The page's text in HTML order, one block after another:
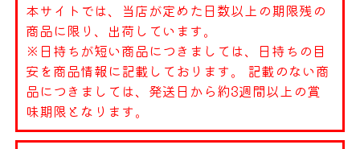
本サイトでは、当店が定めた日数以上の期限残の
商品に限り、出荷しています。
※日持ちが短い商品につきましては、日持ちの目
安を商品情報に記載しております。 記載のない商
品につきましては、発送日から約3週間以上の賞
味期限となります。